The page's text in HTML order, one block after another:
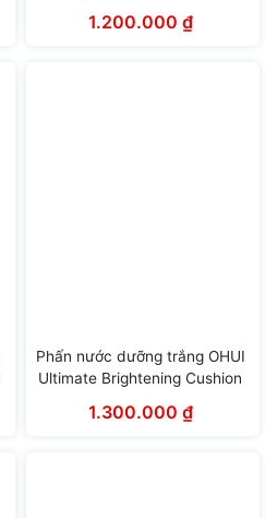
(15g x 2 lõi)
1.200.000 ₫
Phấn nước dưỡng trắng OHUI
Ultimate Brightening Cushion
1.300.000 ₫